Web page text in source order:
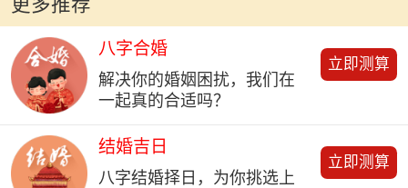
八字合婚
解决你的婚姻困扰，我们在
一起真的合适吗？
立即测算
结婚吉日
八字结婚择日，为你挑选上
立即测算